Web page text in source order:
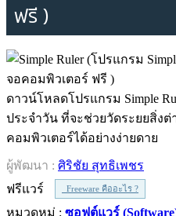
ฟรี )
ดาวน์โหลดโปรแกรม Simple
ประจำวัน ที่จะช่วยวัดระยยสิ่งต่
คอมพิวเตอร์ได้อย่างง่ายดาย
ผู้พัฒนา : ศิริชัย สุทธิเพชร
ฟรีแวร์
Freeware คืออะไร ?
หมวดหมู่ : ซอฟต์แวร์